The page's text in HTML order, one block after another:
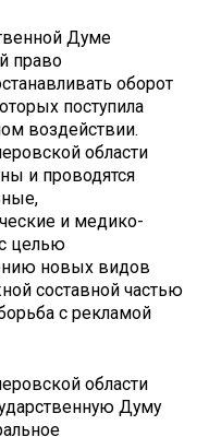
Думе
право
оборот
поступила
воздействии.
области
и проводятся
и медико-
целью
новых видов
составной частью
с рекламой
области
Думу